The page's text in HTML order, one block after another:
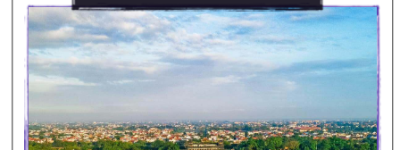
hàng vạn người thi công cùng hàng
loạt các công việc như lấp sông, đào
hào, đắp thành, bên cạnh đó là khối
lượng đất đá khổng lồ lên đến hàng
triệu mét khối.